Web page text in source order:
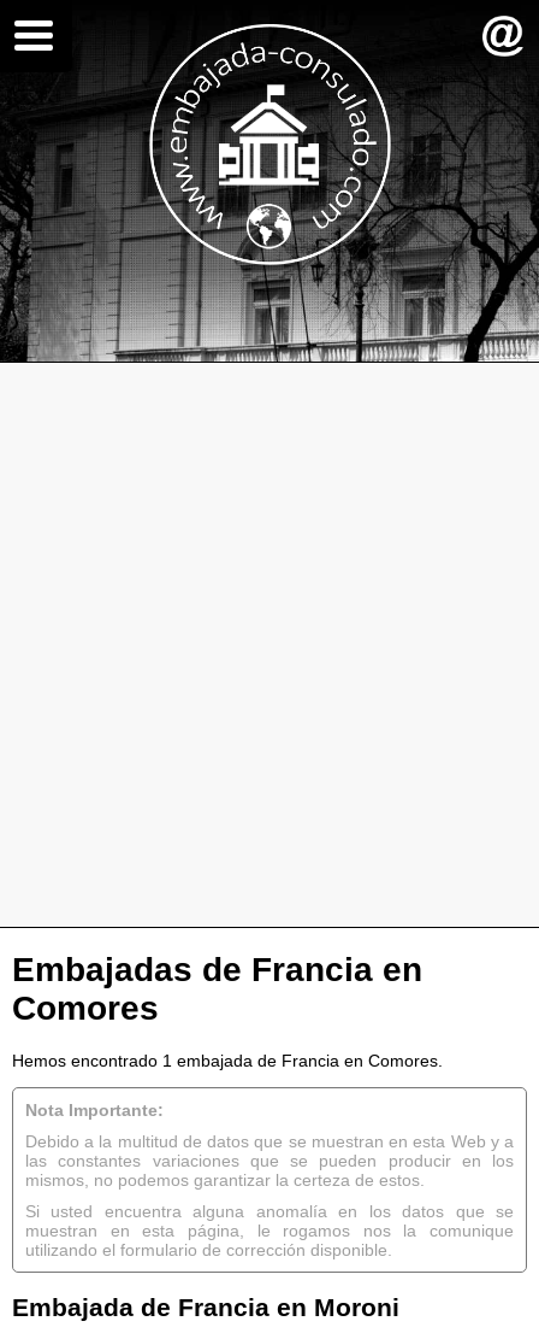
Embajadas de Francia en
Comores
Hemos encontrado 1 embajada de Francia en Comores.
Nota Importante:
Debido a la multitud de datos que se muestran en esta Web y a
las constantes variaciones que se pueden producir en los
mismos, no podemos garantizar la certeza de estos.
Si usted encuentra alguna anomalía en los datos que se
muestran en esta página, le rogamos nos la comunique
utilizando el formulario de corrección disponible.
Embajada de Francia en Moroni